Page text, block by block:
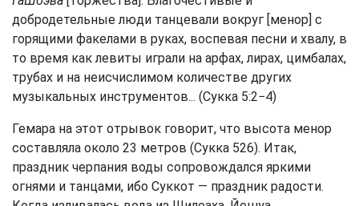
добродетельные люди танцевали вокруг [менор] с
горящими факелами в руках, воспевая песни и хвалу, в
то время как левиты играли на арфах, лирах, цимбалах,
трубах и на неисчислимом количестве других
музыкальных инструментов... (Сукка 5:2−4)
Гемара на этот отрывок говорит, что высота менор
составляла около 23 метров (Сукка 526). Итак,
праздник черпания воды сопровождался яркими
огнями и танцами, ибо Суккот — праздник радости.